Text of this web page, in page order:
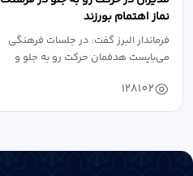
نماز اهتمام بورزند
فرماندار البرز گفت: در جلسات فرهنگی
می‌بایست هدفمان حرکت رو به جلو و
128102